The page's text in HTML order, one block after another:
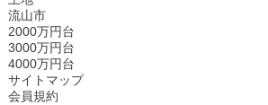
流山市
2000万円台
3000万円台
4000万円台
サイトマップ
会員規約